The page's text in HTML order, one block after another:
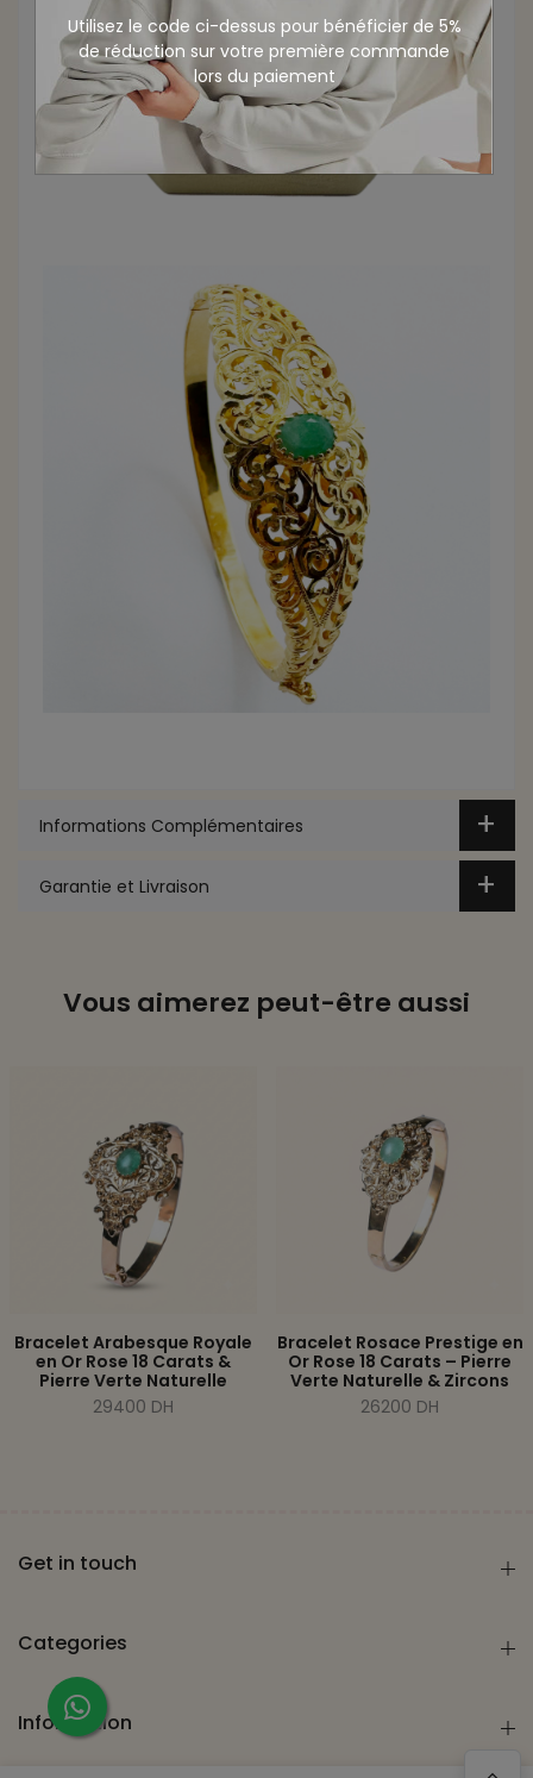
Informations Complémentaires
Garantie et Livraison
Vous aimerez peut-être aussi
Bracelet Arabesque Royale
en Or Rose 18 Carats &
Pierre Verte Naturelle
29400 DH
Bracelet Rosace Prestige en
Or Rose 18 Carats – Pierre
Verte Naturelle & Zircons
26200 DH
Get in touch
Categories
Information
Utilisez le code ci-dessus pour bénéficier de 5%
de réduction sur votre première commande
lors du paiement